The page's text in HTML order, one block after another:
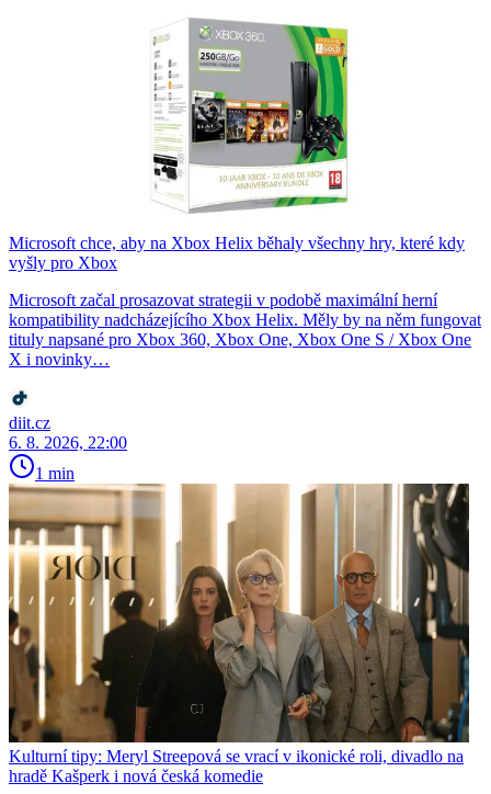
Microsoft chce, aby na Xbox Helix běhaly všechny hry, které kdy
vyšly pro Xbox
Microsoft začal prosazovat strategii v podobě maximální herní
kompatibility nadcházejícího Xbox Helix. Měly by na něm fungovat
tituly napsané pro Xbox 360, Xbox One, Xbox One S / Xbox One
X i novinky…
diit.cz
6. 8. 2026, 22:00
1 min
Kulturní tipy: Meryl Streepová se vrací v ikonické roli, divadlo na
hradě Kašperk i nová česká komedie